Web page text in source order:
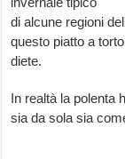
di alcune regioni
questo piatto a
diete.
In realtà la polenta
sia da sola sia